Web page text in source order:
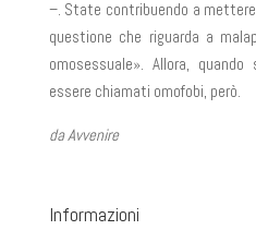
–. State contribuendo a
questione che riguarda a
omosessuale». Allora,
essere chiamati omofobi, però.
da Avvenire
Informazioni